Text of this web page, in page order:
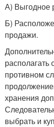
А) Выгодное
Б)
продажи.
располагать
противном
хранения
выбрать и